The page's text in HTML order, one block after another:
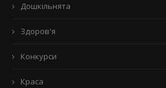
Дошкільнята
Здоров'я
Конкурси
Краса